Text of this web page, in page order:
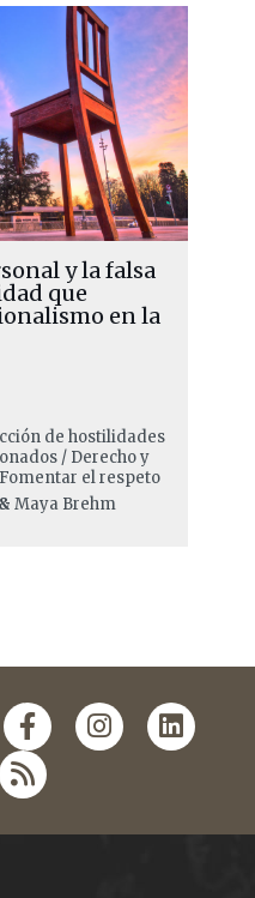
y la falsa
que
en la
de hostilidades
/ Derecho y
el respeto
& Maya Brehm